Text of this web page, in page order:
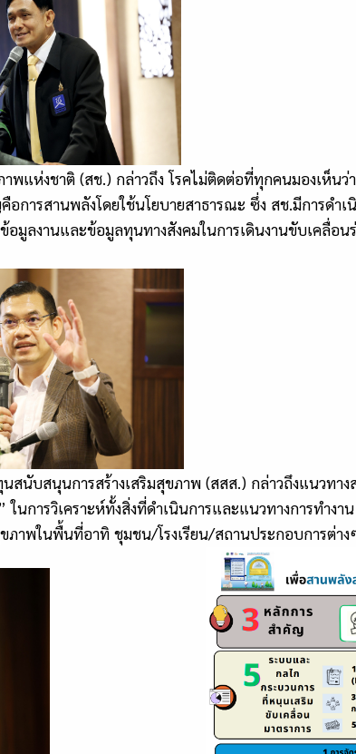
พแห่งชาติ (สช.) กล่าวถึง โรคไม่ติดต่อที่ทุกคนมองเห็
การสานพลังโดยใช้นโยบายสาธารณะ ซึ่ง สช.มีการดำ
มูลงานและข้อมูลทุนทางสังคมในการเดินงานขับเคลื่อน
นับสนุนการสร้างเสริมสุขภาพ (สสส.) กล่าวถึงแนวทาง
นการวิเคราะห์ทั้งสิ่งที่ดำเนินการและแนวทางการทำง
ภาพในพื้นที่อาทิ ชุมชน/โรงเรียน/สถานประกอบการต่าง